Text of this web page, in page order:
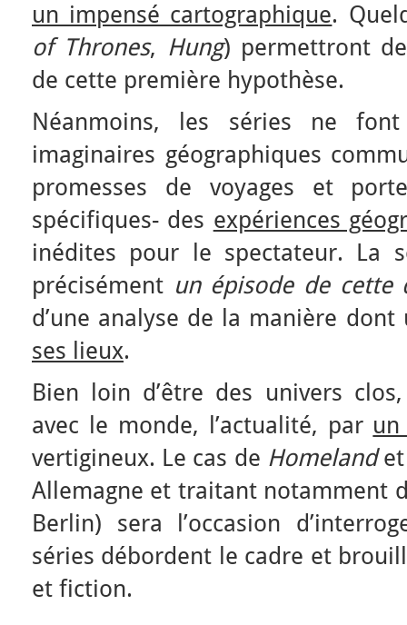
un impensé cartographique.
of Thrones, Hung) permettront
de cette première hypothèse.
Néanmoins, les séries ne
imaginaires géographiques
promesses de voyages et
spécifiques- des expériences
inédites pour le spectateur. La
précisément un épisode de
d’une analyse de la manière
ses lieux.
Bien loin d’être des univers
avec le monde, l’actualité, par un
vertigineux. Le cas de Homeland
Allemagne et traitant notamment
Berlin) sera l’occasion
séries débordent le cadre et
et fiction.